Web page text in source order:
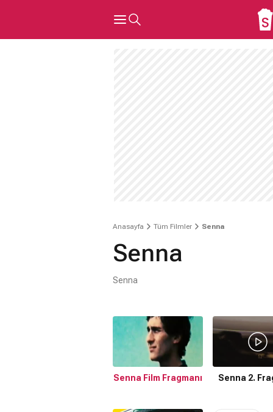
Anasayfa Tüm Filmler Senna
Senna
Senna
Senna Film Fragmanı Senna 2.